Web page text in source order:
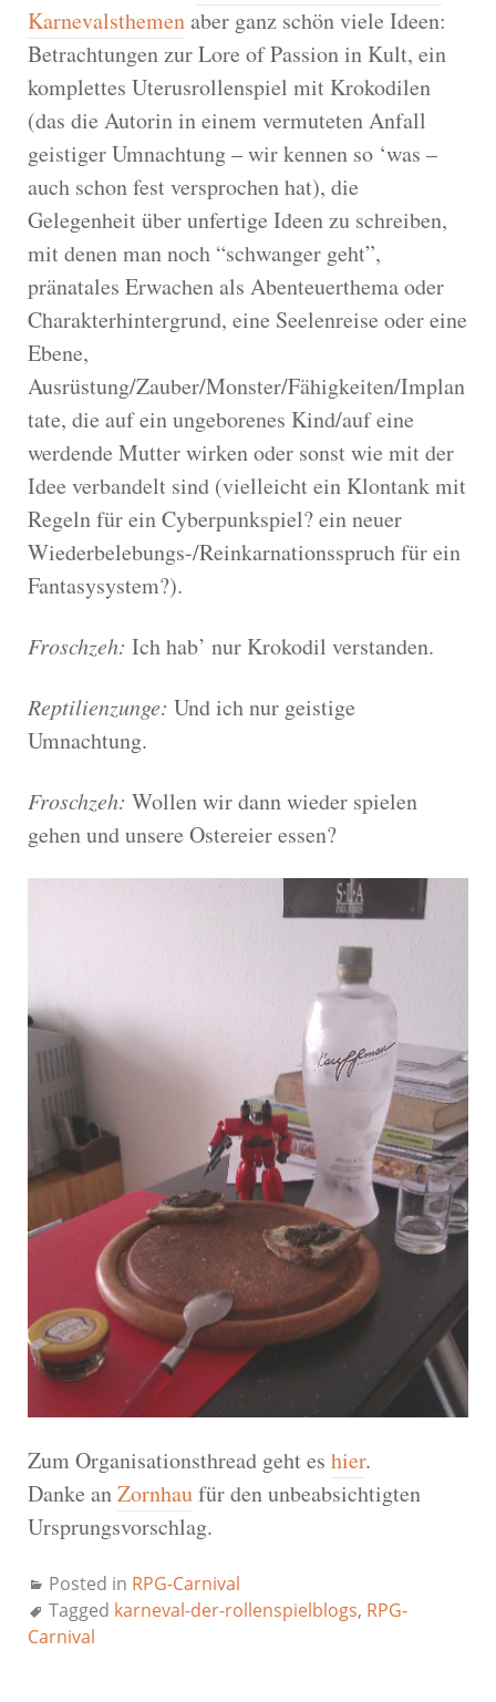
Karnevalsthemenaber ganz schön viele Ideen:
Betrachtungen zur Lore of Passion in Kult, ein
komplettes Uterusrollenspiel mit Krokodilen
(das die Autorin in einem vermuteten Anfall
geistiger Umnachtung – wir kennen so ‘was –
auch schon fest versprochen hat), die
Gelegenheit über unfertige Ideen zu schreiben,
mit denen man noch “schwanger geht”,
pränatales Erwachen als Abenteuerthema oder
Charakterhintergrund, eine Seelenreise oder eine
Ebene,
Ausrüstung/Zauber/Monster/Fähigkeiten/Implan
tate, die auf ein ungeborenes Kind/auf eine
werdende Mutter wirken oder sonst wie mit der
Idee verbandelt sind (vielleicht ein Klontank mit
Regeln für ein Cyberpunkspiel? ein neuer
Wiederbelebungs-/Reinkarnationsspruch für ein
Fantasysystem?).
Froschzeh: Ich hab’ nur Krokodil verstanden.
Reptilienzunge: Und ich nur geistige
Umnachtung.
Froschzeh: Wollen wir dann wieder spielen
gehen und unsere Ostereier essen?
Zum Organisationsthread geht es hier.
Danke anZornhaufür den unbeabsichtigten
Ursprungsvorschlag.
Posted in RPG-Carnival
Tagged karneval-der-rollenspielblogs, RPG-
Carnival